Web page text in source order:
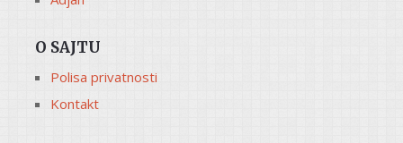
O SAJTU
Polisa privatnosti
Kontakt